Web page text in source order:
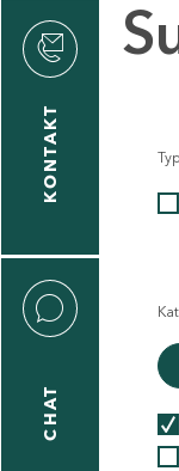
KONTAKT
CHAT
Typ